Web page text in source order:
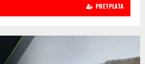
PRETPLATA